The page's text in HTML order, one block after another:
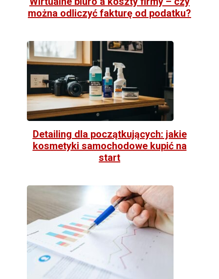
można odliczyć fakturę od podatku?
Detailing dla początkujących: jakie
kosmetyki samochodowe kupić na
start